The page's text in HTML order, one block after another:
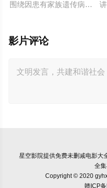
围绕因患有家族遗传病而导
影片评论
星空影院提供免费未删减电影大
全
Copyright © 2020
赣ICP